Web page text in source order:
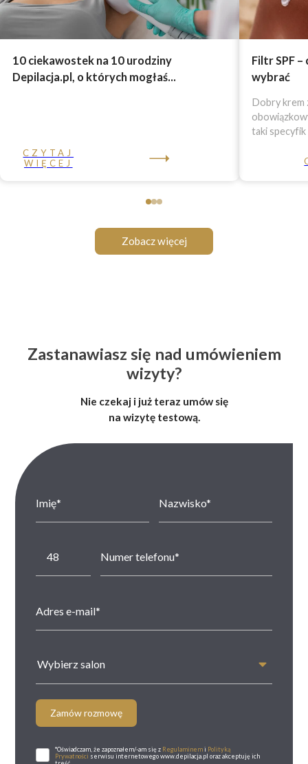
10 ciekawostek na 10 urodziny
Depilacja.pl, o których mogłaś...
CZYTAJ
WIĘCEJ
Filtr SPF
wybrać
Dobry krem
taki specyfik
Zobacz więcej
Zastanawiasz się nad umówieniem
wizyty?
Nie czekaj i już teraz umów się
na wizytę testową.
Wybierz salon
Zamów rozmowę
*Oświadczam, że zapoznałem/-am się z Regulaminemi Polityką
Prywatności serwisu internetowego www.depilacja.pl oraz akceptuję ich